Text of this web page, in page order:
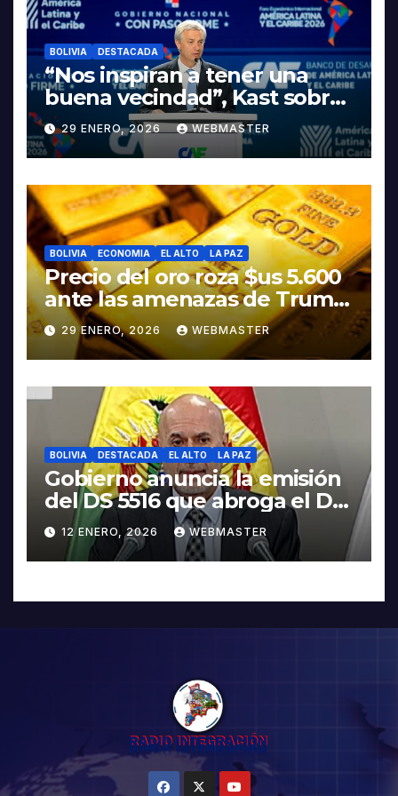
BOLIVIA DESTACADA
“Nos inspiran a tener una
buena vecindad”, Kast sobre
discurso del presidente
Rodrigo Paz
29 ENERO, 2026 WEBMASTER
BOLIVIA ECONOMIA EL ALTO LA PAZ
Precio del oro roza $us 5.600
ante las amenazas de Trump
contra Irán
29 ENERO, 2026 WEBMASTER
BOLIVIA DESTACADA EL ALTO LA PAZ
Gobierno anuncia la emisión
del DS 5516 que abroga el DS
5503
12 ENERO, 2026 WEBMASTER